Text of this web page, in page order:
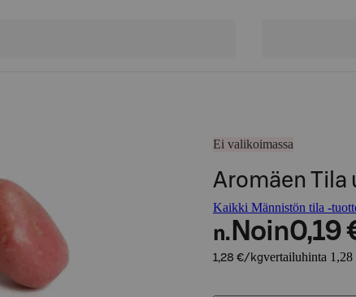
Ei valikoimassa
Aromäen Tila
Kaikki Männistön tila -
n. Noin0,19
1,28 €/kgvertailuhinta 1,28